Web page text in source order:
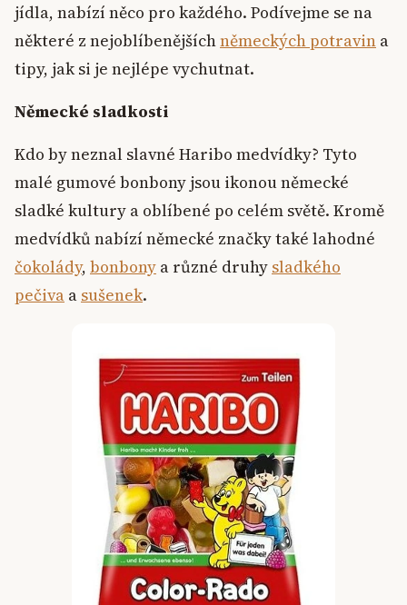
jídla, nabízí něco pro každého. Podívejme se na
některé z nejoblíbenějšíchněmeckých potravin a
tipy, jak si je nejlépe vychutnat.
Německé sladkosti
Kdo by neznal slavné Haribo medvídky? Tyto
malé gumové bonbony jsou ikonou německé
sladké kultury a oblíbené po celém světě. Kromě
medvídků nabízí německé značky také lahodné
čokolády, bonbony a různé druhy sladkého
pečiva a sušenek.